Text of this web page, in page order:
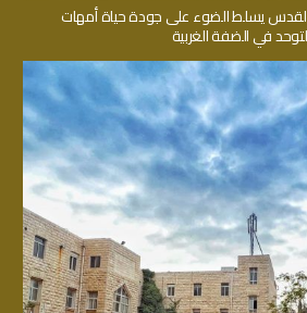
يسلط الضوء على جودة حياة أمهات
في الضفة الغربية